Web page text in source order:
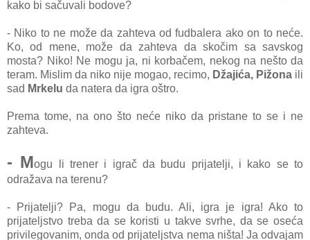
kako bi sačuvali bodove?
- Niko to ne može da zahteva od fudbalera ako on to neće.
Ko, od mene, može da zahteva da skočim sa savskog
mosta? Niko! Ne mogu ja, ni korbačem, nekog na nešto da
teram. Mislim da niko nije mogao, recimo, Džajića, Pižona ili
sad Mrkelu da natera da igra oštro.
Prema tome, na ono što neće niko da pristane to se i ne
zahteva.
- Mogu li trener i igrač da budu prijatelji, i kako se to
odražava na terenu?
- Prijatelji? Pa, mogu da budu. Ali, igra je igra! Ako to
prijateljstvo treba da se koristi u takve svrhe, da se oseća
privilegovanim, onda od prijateljstva nema ništa! Ja odvajam